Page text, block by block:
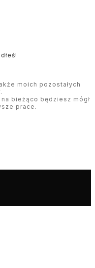
moich pozostałych
bieżąco będziesz mógł
prace.